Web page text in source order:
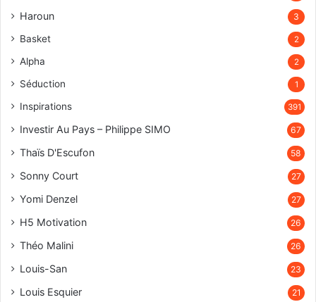
Haroun 3
Basket 2
Alpha 2
Séduction 1
Inspirations 391
Investir Au Pays – Philippe SIMO 67
Thaïs D'Escufon 58
Sonny Court 27
Yomi Denzel 27
H5 Motivation 26
Théo Malini 26
Louis-San 23
Louis Esquier 21